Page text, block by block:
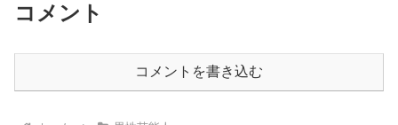
コメント
コメントを書き込む